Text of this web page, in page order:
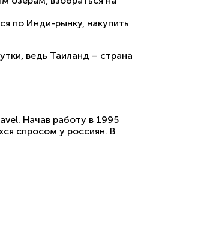
по Инди-рынку, накупить
ведь Таиланд – страна
Начав работу в 1995
спросом у россиян. В